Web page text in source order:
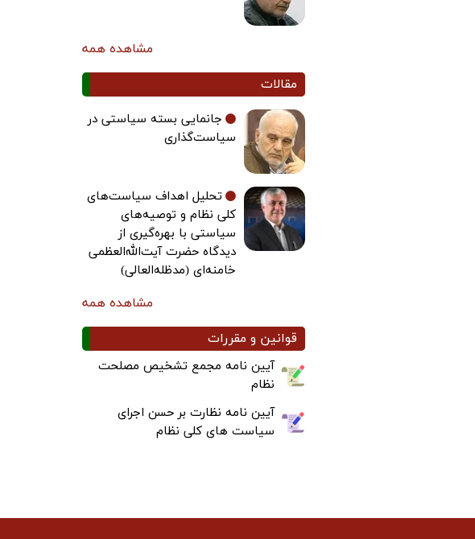
مشاهده همه
مقالات
جانمایی بسته سیاستی در
سیاست‌گذاری
تحلیل اهداف سیاست‌های
کلی نظام و توصیه‌های
سیاستی با بهره‌گیری از
دیدگاه حضرت آیت‌الله‌العظمی
خامنه‌ای (مدظله‌العالی)
مشاهده همه
قوانین و مقررات
آیین نامه مجمع تشخیص مصلحت
نظام
آیین نامه نظارت بر حسن اجرای
سیاست های کلی نظام